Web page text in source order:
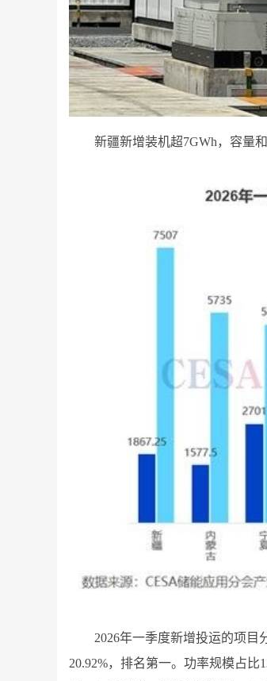
新疆新增装机超7GWh，容量
2026年一季度新增投运的项目
20.92%，排名第一。功率规模占